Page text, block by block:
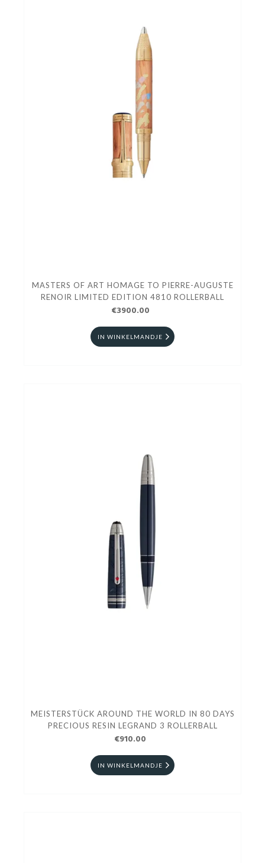
MASTERS OF ART HOMAGE TO PIERRE-AUGUSTE
RENOIR LIMITED EDITION 4810 ROLLERBALL
€3900.00
IN WINKELMANDJE
MEISTERSTÜCK AROUND THE WORLD IN 80 DAYS
PRECIOUS RESIN LEGRAND 3 ROLLERBALL
€910.00
IN WINKELMANDJE